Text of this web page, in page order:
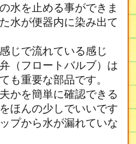
水を止める事ができま
水が便器内に染み出て
じで流れている感じ
（フロートバルブ）は
も重要な部品です。
かを簡単に確認できる
ほんの少しでいいです
プから水が漏れていな